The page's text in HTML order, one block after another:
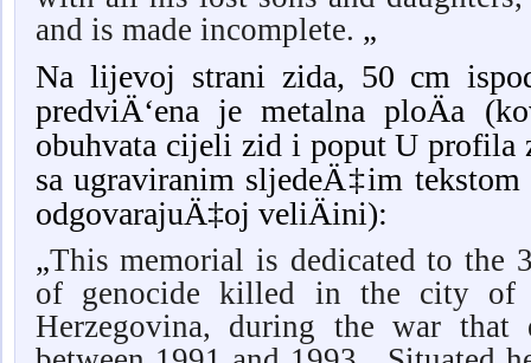
and is made incomplete. „
Na lijevoj strani zida, 50 cm
predviÄ‘ena je metalna ploÄa
obuhvata cijeli zid i poput U profila
sa ugraviranim sljedeÄ‡im
odgovarajuÄ‡oj veliÄini):
„This memorial is dedicated to the
of genocide killed in the city of
Herzegovina, during the war that